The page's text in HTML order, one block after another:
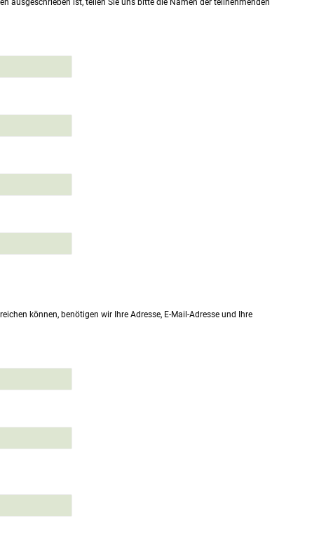
ausgeschrieben ist, teilen Sie uns bitte die Namen der teilnehmenden
können, benötigen wir Ihre Adresse, E-Mail-Adresse und Ihre